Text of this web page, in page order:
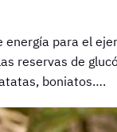
para el
reservas de
boniatos….